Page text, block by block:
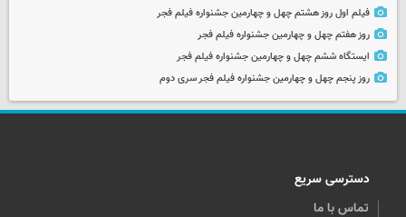
فیلم اول روز هشتم چهل و چهارمین جشنواره فیلم فجر
روز هفتم چهل و چهارمین جشنواره فیلم فجر
ایستگاه ششم چهل و چهارمین جشنواره فیلم فجر
روز پنجم چهل و چهارمین جشنواره فیلم فجر سری دوم
دسترسی سریع
تماس با ما